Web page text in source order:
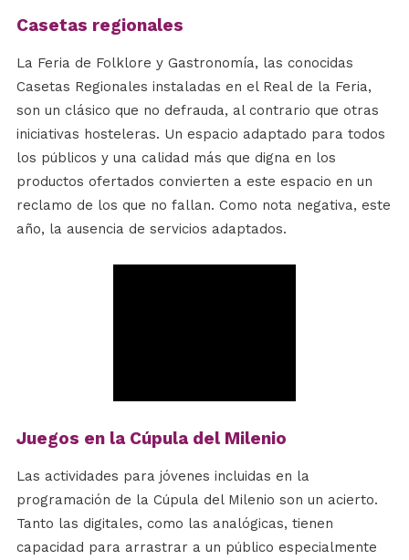
Casetas regionales
La Feria de Folklore y Gastronomía, las conocidas
Casetas Regionales instaladas en el Real de la Feria,
son un clásico que no defrauda, al contrario que otras
iniciativas hosteleras. Un espacio adaptado para todos
los públicos y una calidad más que digna en los
productos ofertados convierten a este espacio en un
reclamo de los que no fallan. Como nota negativa, este
año, la ausencia de servicios adaptados.
Juegos en la Cúpula del Milenio
Las actividades para jóvenes incluidas en la
programación de la Cúpula del Milenio son un acierto.
Tanto las digitales, como las analógicas, tienen
capacidad para arrastrar a un público especialmente